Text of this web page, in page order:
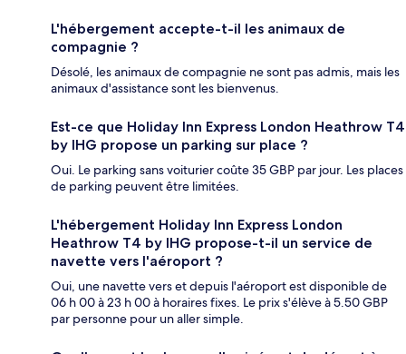
L'hébergement accepte-t-il les animaux de
compagnie ?
Désolé, les animaux de compagnie ne sont pas admis, mais les
animaux d'assistance sont les bienvenus.
Est-ce que Holiday Inn Express London Heathrow T4
by IHG propose un parking sur place ?
Oui. Le parking sans voiturier coûte 35 GBP par jour. Les places
de parking peuvent être limitées.
L'hébergement Holiday Inn Express London
Heathrow T4 by IHG propose-t-il un service de
navette vers l'aéroport ?
Oui, une navette vers et depuis l'aéroport est disponible de
06 h 00 à 23 h 00 à horaires fixes. Le prix s'élève à 5.50 GBP
par personne pour un aller simple.